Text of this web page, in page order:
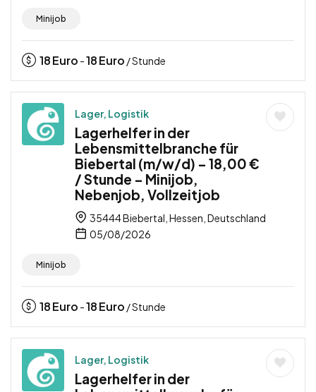
Minijob
18Euro -18Euro / Stunde
Lager, Logistik
Lagerhelfer in der
Lebensmittelbranche für
Biebertal (m/w/d) – 18,00 €
/ Stunde – Minijob,
Nebenjob, Vollzeitjob
35444 Biebertal, Hessen, Deutschland
05/08/2026
Minijob
18Euro -18Euro / Stunde
Lager, Logistik
Lagerhelfer in der